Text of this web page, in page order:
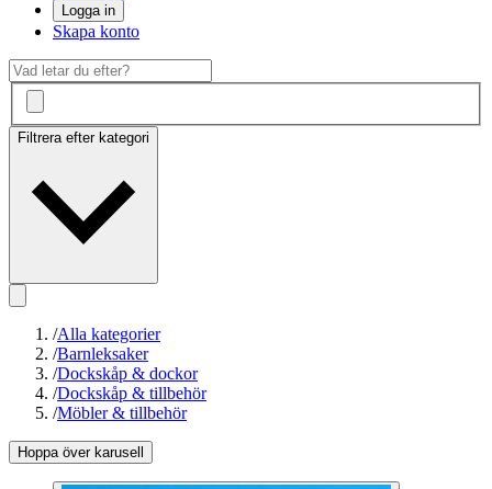
Logga in
Skapa konto
Filtrera efter kategori
/Alla kategorier
/Barnleksaker
/Dockskåp & dockor
/Dockskåp & tillbehör
/Möbler & tillbehör
Hoppa över karusell